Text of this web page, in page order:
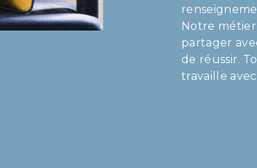
Notre
partager
de réussir.
travaille